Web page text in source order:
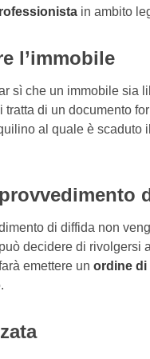
in ambito
l’immobile
sì che un immobile
tratta di un documento
al quale è
di diffida non
decidere di rivolgersi
emettere un ordine